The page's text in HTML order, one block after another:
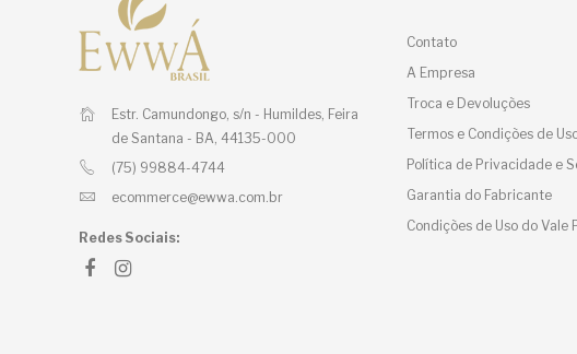
Estr. Camundongo, s/n - Humildes, Feira
de Santana - BA, 44135-000
(75) 99884-4744
ecommerce@ewwa.com.br
Redes Sociais:
Contato
A Empresa
Troca e Devoluções
Termos e Condições de
Política de Privacidade e
Garantia do Fabricante
Condições de Uso do Vale